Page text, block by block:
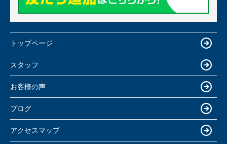
トップページ
スタッフ
お客様の声
ブログ
アクセスマップ